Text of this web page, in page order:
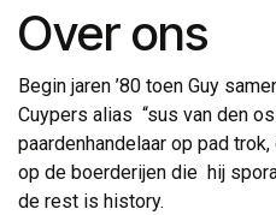
Over ons
Begin jaren ’80 toen Guy
Cuypers alias “sus van den
paardenhandelaar op pad
op de boerderijen die hij
de rest is history.